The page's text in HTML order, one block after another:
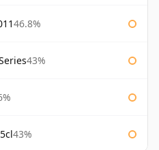
46.8%
43%
43%